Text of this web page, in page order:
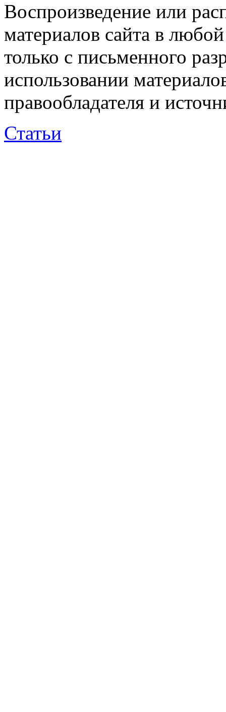
Воспроизведение или
материалов сайта в
только с письменного
использовании
правообладателя и
Статьи